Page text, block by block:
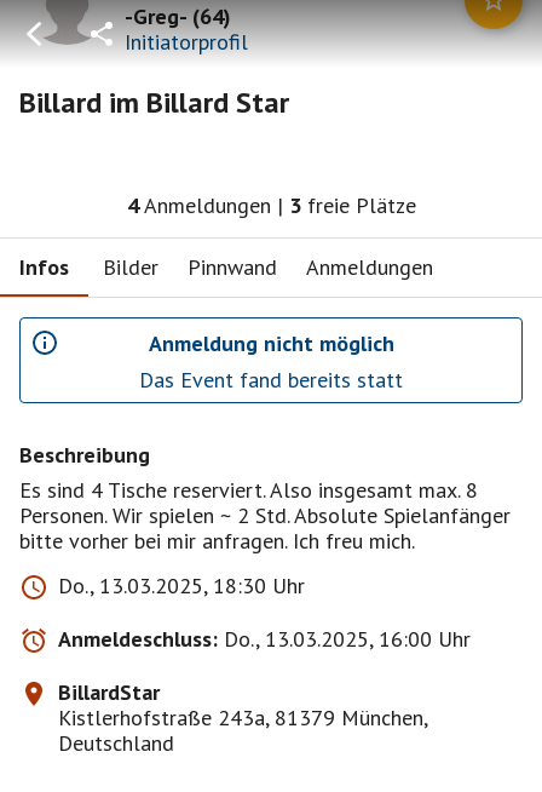
-Greg-(64)
Initiatorprofil
Billard im Billard Star
4Anmeldungen | 3 freie Plätze
Infos Bilder Pinnwand Anmeldungen
Anmeldung nicht möglich
Das Event fand bereits statt
Beschreibung
Es sind 4 Tische reserviert. Also insgesamt max. 8
Personen. Wir spielen ~ 2 Std. Absolute Spielanfänger
bitte vorher bei mir anfragen. Ich freu mich.
Do., 13.03.2025, 18:30 Uhr
Anmeldeschluss: Do., 13.03.2025, 16:00 Uhr
BillardStar
Kistlerhofstraße 243a, 81379 München,
Deutschland